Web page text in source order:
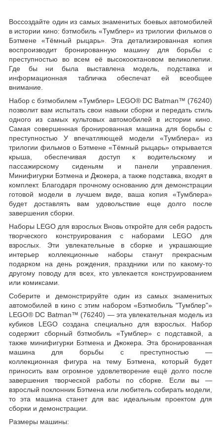
Воссоздайте один из самых знаменитых боевых автомобилей
в истории кино: бэтмобиль «Тумблер» из трилогии фильмов о
Бэтмене «Тёмный рыцарь». Эта детализированная копия
воспроизводит бронированную машину для борьбы с
преступностью во всем её высокооктановом великолепии.
Где бы ни была выставлена модель, подставка и
информационная табличка обеспечат ей всеобщее
внимание.
Набор c бэтмобилем «Тумблер» LEGO® DC Batman™ (76240)
позволит вам испытать свои навыки сборки и передать стиль
одного из самых культовых автомобилей в истории кино.
Самая совершенная бронированная машина для борьбы с
преступностью У впечатляющей модели «Тумблера» из
трилогии фильмов о Бэтмене «Тёмный рыцарь» открывается
крыша, обеспечивая доступ к водительскому и
пассажирскому сиденьям и панели управления.
Минифигурки Бэтмена и Джокера, а также подставка, входят в
комплект. Благодаря прочному основанию для демонстрации
готовой модели в лучшем виде, ваша копия «Тумблера»
будет доставлять вам удовольствие еще долго после
завершения сборки.
Наборы LEGO для взрослых Вновь откройте для себя радость
творческого конструирования с наборами LEGO для
взрослых. Эти увлекательные в сборке и украшающие
интерьер коллекционные наборы станут прекрасным
подарком на день рождения, праздники или по какому-то
другому поводу для всех, кто увлекается конструированием
или комиксами.
Соберите и демонстрируйте один из самых знаменитых
автомобилей в кино с этим набором «Бэтмобиль "Тумблер"»
LEGO® DC Batman™ (76240) — эта увлекательная модель из
кубиков LEGO создана специально для взрослых. Набор
содержит сборный бэтмобиль «Тумблер» с подставкой, а
также минифигурки Бэтмена и Джокера. Эта бронированная
машина для борьбы с преступностью —
коллекционная фигура на тему Бэтмена, который будет
приносить вам огромное удовлетворение ещё долго после
завершения творческой работы по сборке. Если вы —
взрослый поклонник Бэтмена или любитель собирать модели,
то эта машина станет для вас идеальным проектом для
сборки и демонстрации.
Размеры машины: